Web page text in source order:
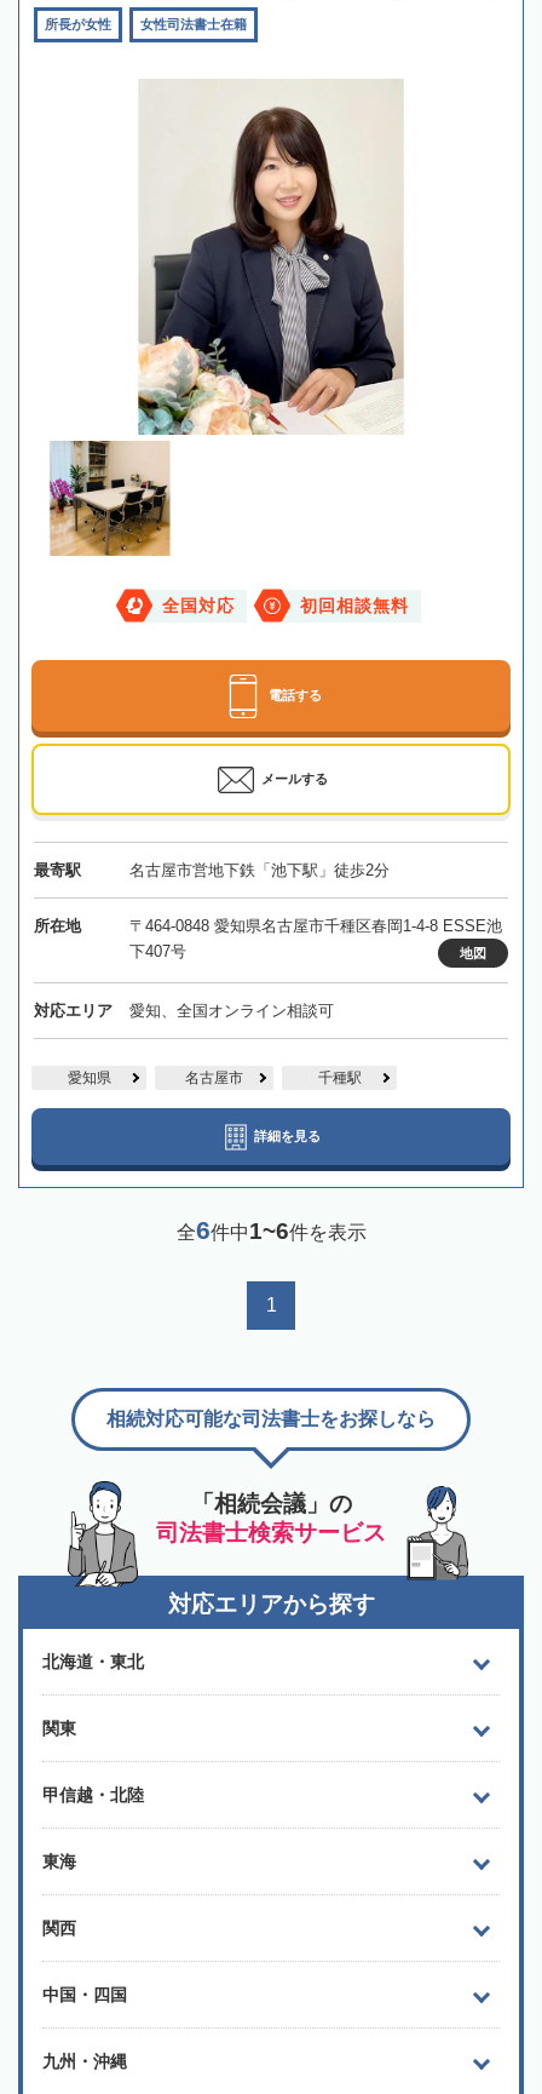
所長が女性 女性司法書士在籍
全国対応 初回相談無料
電話する
メールする
最寄駅 名古屋市営地下鉄「池下駅」徒歩2分
所在地
〒464-0848 愛知県名古屋市千種区春岡1-4-8 ESSE池
下407号
地図
対応エリア 愛知、全国オンライン相談可
愛知県 名古屋市 千種駅
詳細を見る
全6件中1~6件を表示
1
「相続会議」の
司法書士検索サービス
相続対応可能な司法書士をお探しなら
対応エリアから探す
北海道・東北
関東
甲信越・北陸
東海
関西
中国・四国
九州・沖縄